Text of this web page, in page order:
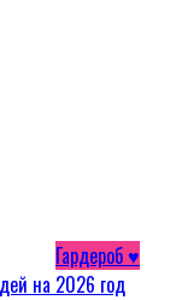
Гардероб ♥
на 2026 год